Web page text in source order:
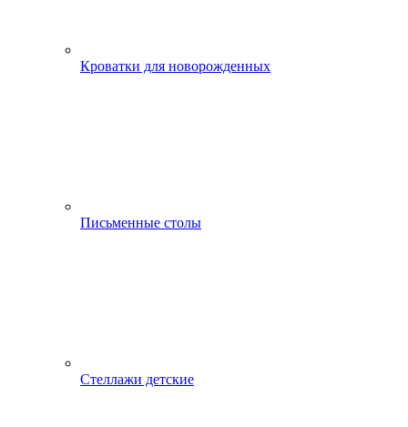
Кроватки для новорожденных
Письменные столы
Стеллажи детские